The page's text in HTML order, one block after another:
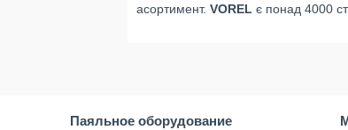
асортимент. VOREL є понад 4000
Паяльное оборудование